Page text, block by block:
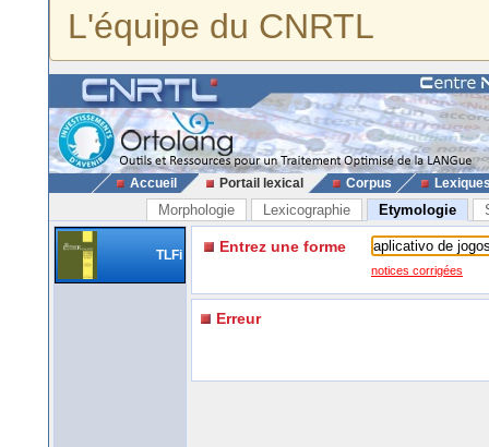
L'équipe du CNRTL
Accueil Portail lexical Corpus
Morphologie Lexicographie Etymologie
TLFi Entrez une forme
notices corrigées
Erreur